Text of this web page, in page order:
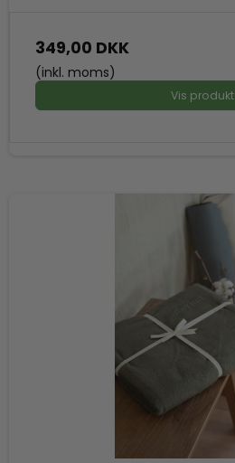
349,00 DKK
(inkl. moms)
Vis produkt